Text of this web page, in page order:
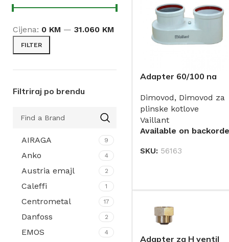
FILTER
Cijena: 0 KM — 31.060 KM
Filtriraj po brendu
AIRAGA 9
Anko 4
Austria emajl 2
Caleffi 1
Centrometal 17
Danfoss 2
EMOS 4
Adapter 60/100 na
kondenzata za
konvencionalne
VU/VUW uređaje
VAILLANT
Dimovod, Dimovod za
plinske kotlove
Vaillant
Available on
SKU: 56163
Adapter za H ventil